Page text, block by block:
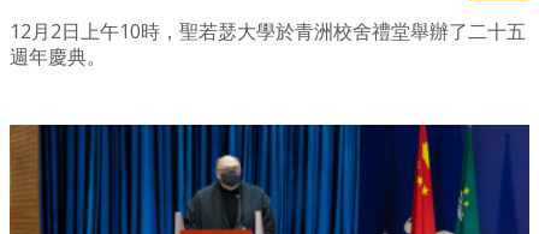
12月2日上午10時，聖若瑟大學於青洲校舍禮堂舉辦了二十五
週年慶典。